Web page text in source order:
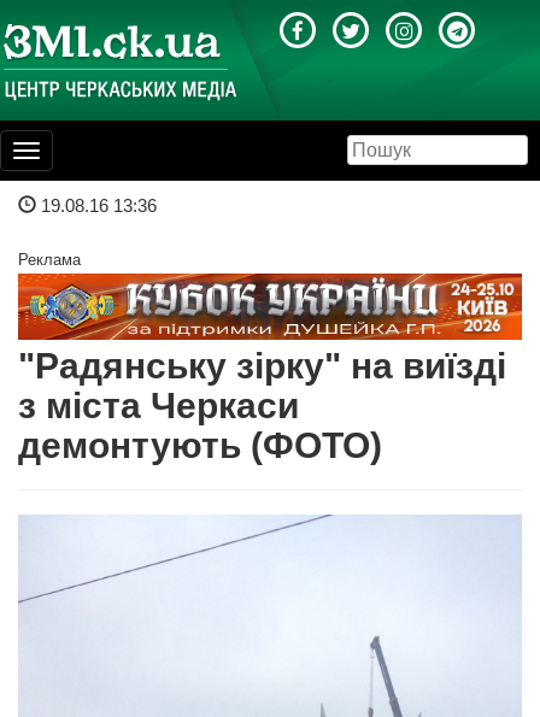
Toggle
navigation
19.08.16 13:36
Реклама
"Радянську зірку" на виїзді
з міста Черкаси
демонтують (ФОТО)